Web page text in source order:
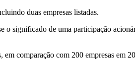
duas empresas listadas.
significado de uma participação
comparação com 200 empresas em